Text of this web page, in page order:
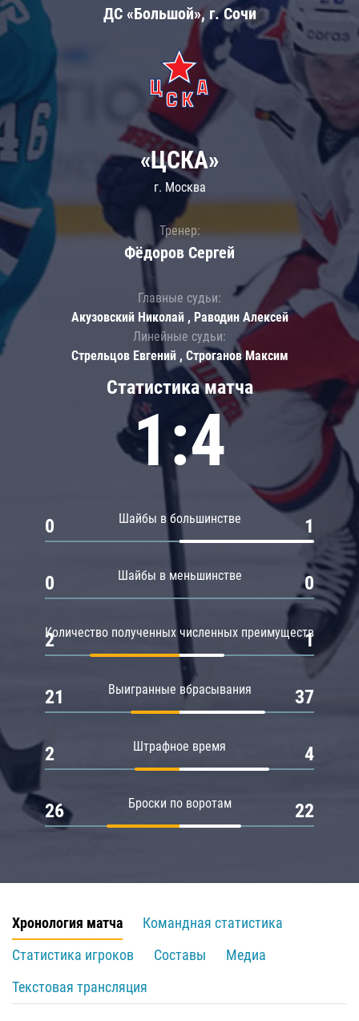
ДС «Большой», г. Сочи
Статистика матча
1:4
Шайбы в большинстве
0 1
Шайбы в меньшинстве
0 0
Количество полученных численных преимуществ
2 1
Выигранные вбрасывания
21 37
Штрафное время
2 4
Броски по воротам
26 22
«ЦСКА»
г. Москва
Тренер:
Фёдоров Сергей
Главные судьи:
Акузовский Николай , Раводин Алексей
Линейные судьи:
Стрельцов Евгений , Строганов Максим
Хронология матча
Командная статистика
Статистика игроков
Составы
Медиа
Текстовая трансляция